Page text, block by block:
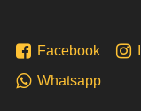
Facebook
Whatsapp